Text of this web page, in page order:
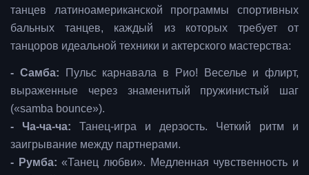
танцев латиноамериканской программы спортивных
бальных танцев, каждый из которых требует от
танцоров идеальной техники и актерского мастерства:
- Самба: Пульс карнавала в Рио! Веселье и флирт,
выраженные через знаменитый пружинистый шаг
(«samba bounce»).
- Ча-ча-ча: Танец-игра и дерзость. Четкий ритм и
заигрывание между партнерами.
- Румба: «Танец любви». Медленная чувственность и